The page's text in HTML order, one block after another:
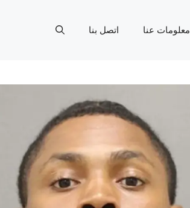
معلومات عنا اتصل بنا